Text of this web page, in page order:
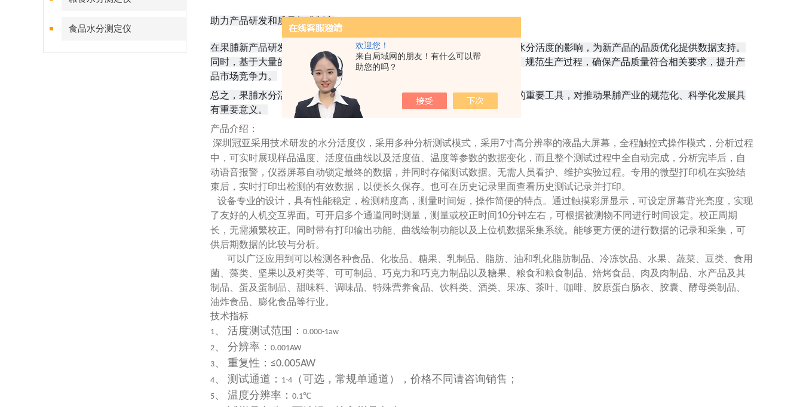
欢迎您！
来自局域网的朋友！有什么可以帮
助您的吗？
食品水分测定仪
助力产品研发和质量标准制定
在果脯新产品研发过程中，水分活度仪可用于评估不同配方和工艺对产品水分活度的影响，为新产品的品质优化提供数据支持。
同时，基于大量的 Aw 值检测数据，可制定果脯产品的水分活度质量标准，规范生产过程，确保产品质量符合相关要求，提升产
品市场竞争力。
总之，果脯水分活度仪是果脯产业中保障产品安全、稳定品质、优化生产的重要工具，对推动果脯产业的规范化、科学化发展具
有重要意义。
产品介绍：
深圳冠亚采用技术研发的水分活度仪，采用多种分析测试模式，采用 7寸高分辨率的液晶大屏幕，全程触控式操作模式，分析过程
中，可实时展现样品温度、活度值曲线以及活度值、温度等参数的数据变化，而且整个测试过程中全自动完成，分析完毕后，自
动语音报警，仪器屏幕自动锁定最终的数据，并同时存储测试数据。无需人员看护、维护实验过程。专用的微型打印机在实验结
束后，实时打印出检测的有效数据，以便长久保存。也可在历史记录里面查看历史测试记录并打印。
设备专业的设计，具有性能稳定，检测精度高，测量时间短，操作简便的特点。通过触摸彩屏显示，可设定屏幕背光亮度，实现
了友好的人机交互界面。可开启多个通道同时测量，测量或校正时间 10分钟左右，可根据被测物不同进行时间设定。校正周期
长，无需频繁校正。同时带有打印输出功能、曲线绘制功能以及上位机数据采集系统。能够更方便的进行数据的记录和采集，可
供后期数据的比较与分析。
可以广泛应用到可以检测各种食品、化妆品、糖果、乳制品、脂肪、油和乳化脂肪制品、冷冻饮品、水果、蔬菜、豆类、食用
菌、藻类、坚果以及籽类等、可可制品、巧克力和巧克力制品以及糖果、粮食和粮食制品、焙烤食品、肉及肉制品、水产品及其
制品、蛋及蛋制品、甜味料、调味品、特殊营养食品、饮料类、酒类、果冻、茶叶、咖啡、胶原蛋白肠衣、胶囊、酵母类制品、
油炸食品、膨化食品等行业。
技术指标
1、 活度测试范围： 0.000-1aw
2、 分辨率： 0.001AW
3、 重复性： ≤0.005AW
4、 测试通道： 1-4 （可选，常规单通道），价格不同请咨询销售；
5、 温度分辨率： 0.1℃